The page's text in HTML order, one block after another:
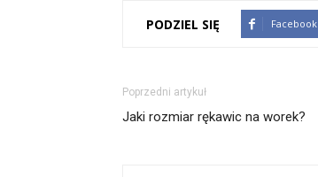
PODZIEL SIĘ Facebook
Poprzedni artykuł
Jaki rozmiar rękawic na worek?